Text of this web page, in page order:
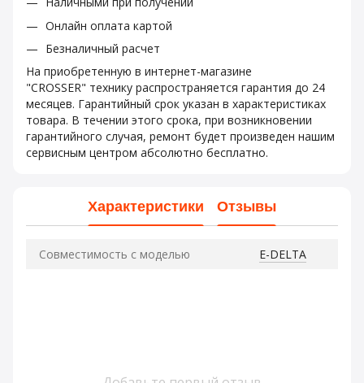
Онлайн оплата картой
Безналичный расчет
На приобретенную в интернет-магазине
"CROSSER" технику распространяется гарантия до 24
месяцев. Гарантийный срок указан в характеристиках
товара. В течении этого срока, при возникновении
гарантийного случая, ремонт будет произведен нашим
сервисным центром абсолютно бесплатно.
Характеристики Отзывы
Совместимость с моделью E-DELTA